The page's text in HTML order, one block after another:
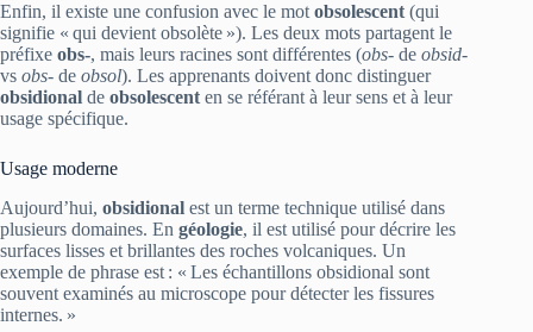
Enfin, il existe une confusion avec le mot obsolescent (qui
signifie « qui devient obsolète »). Les deux mots partagent le
préfixe obs‑, mais leurs racines sont différentes (obs‑ de obsid-
vs obs‑ de obsol). Les apprenants doivent donc distinguer
obsidional de obsolescent en se référant à leur sens et à leur
usage spécifique.
Usage moderne
Aujourd’hui, obsidional est un terme technique utilisé dans
plusieurs domaines. En géologie, il est utilisé pour décrire les
surfaces lisses et brillantes des roches volcaniques. Un
exemple de phrase est : « Les échantillons obsidional sont
souvent examinés au microscope pour détecter les fissures
internes. »